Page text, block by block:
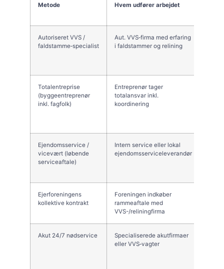
Metode Hvem udfører arbejdet
Autoriseret VVS /
faldstamme‑specialist
Aut. VVS‑firma med erfaring
i faldstammer og relining
Totalentreprise
(byggeentreprenør
inkl. fagfolk)
Entreprenør tager
totalansvar inkl.
koordinering
Ejendomsservice /
vicevært (løbende
serviceaftale)
Intern service eller lokal
ejendomsserviceleverandør
Ejerforeningens
kollektive kontrakt
Foreningen indkøber
rammeaftale med
VVS-/reliningfirma
Akut 24/7 nødservice
Specialiserede akutfirmaer
eller VVS‑vagter